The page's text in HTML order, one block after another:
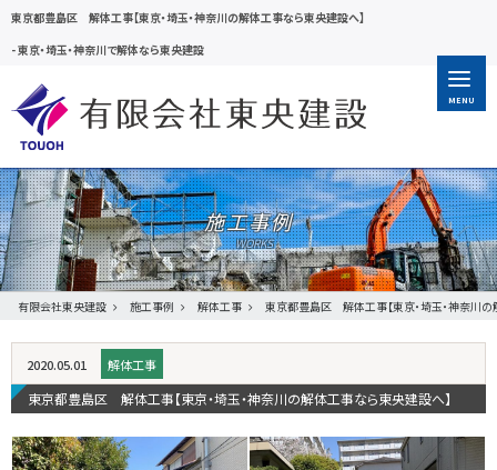
東京都豊島区 解体工事【東京・埼玉・神奈川の解体工事なら東央建設へ】
-東京・埼玉・神奈川で解体なら東央建設
MENU
施工事例
有限会社東央建設 施工事例 解体工事 東京都豊島区 解体工事【東京・埼玉・神奈川の
2020.05.01 解体工事
東京都豊島区 解体工事【東京・埼玉・神奈川の解体工事なら東央建設へ】